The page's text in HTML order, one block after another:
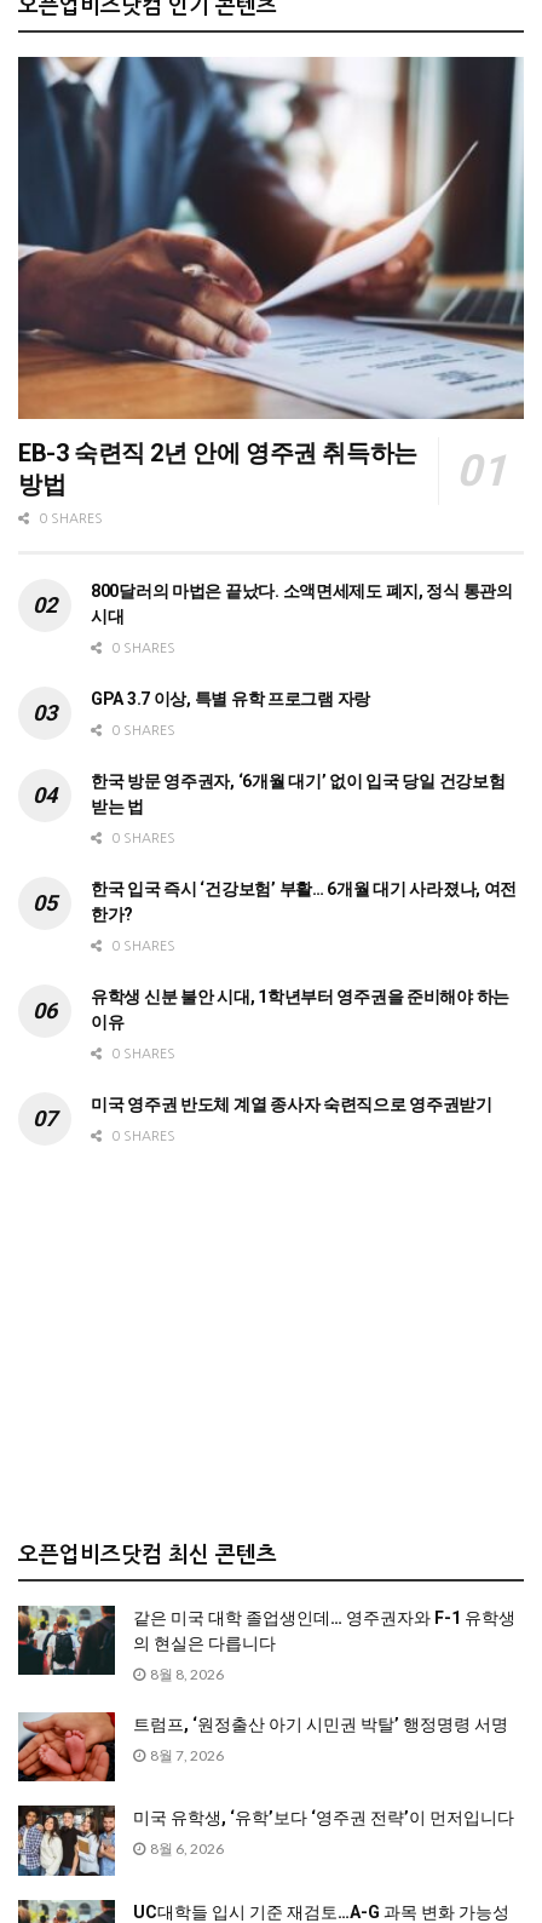
오픈업비즈닷컴 인기 콘텐츠
EB-3 숙련직 2년 안에 영주권 취득하는
방법
0 SHARES
800달러의 마법은 끝났다. 소액면세제도 폐지, 정식 통관의
시대
0 SHARES
GPA 3.7 이상, 특별 유학 프로그램 자랑
0 SHARES
한국 방문 영주권자, ‘6개월 대기’ 없이 입국 당일 건강보험
받는 법
0 SHARES
한국 입국 즉시 ‘건강보험’ 부활… 6개월 대기 사라졌나, 여전
한가?
0 SHARES
유학생 신분 불안 시대, 1학년부터 영주권을 준비해야 하는
이유
0 SHARES
미국 영주권 반도체 계열 종사자 숙련직으로 영주권받기
0 SHARES
오픈업비즈닷컴 최신 콘텐츠
같은 미국 대학 졸업생인데… 영주권자와 F-1 유학생
의 현실은 다릅니다
8월 8, 2026
트럼프, ‘원정출산 아기 시민권 박탈’ 행정명령 서명
8월 7, 2026
미국 유학생, ‘유학’보다 ‘영주권 전략’이 먼저입니다
8월 6, 2026
UC대학들 입시 기준 재검토…A-G 과목 변화 가능성